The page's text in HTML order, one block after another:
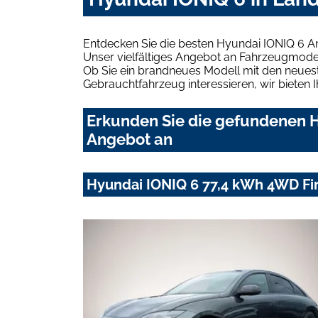
Entdecken Sie die besten Hyundai IONIQ 6
Unser vielfältiges Angebot an
Ob Sie ein brandneues Modell mit den
Gebrauchtfahrzeug interessieren, wir bieten
Erkunden Sie die gefundenen
Angebot an
Hyundai IONIQ 6 77,4 kWh 4WD